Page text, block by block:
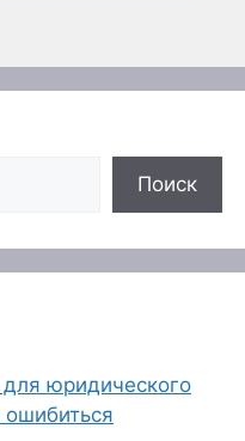
Поиск
юридического